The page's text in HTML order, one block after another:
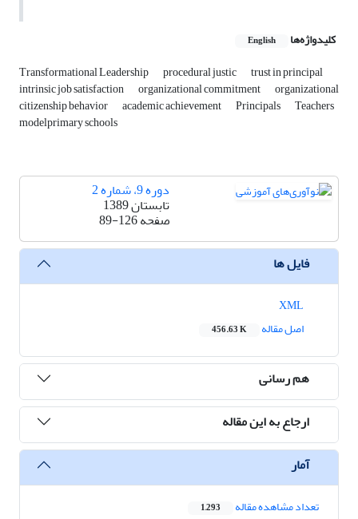
کلیدواژه‌ها English
Transformational Leadership procedural justic trust in principal
intrinsic job satisfaction organizational commitment organizational
citizenship behavior academic achievement Principals Teachers
modelprimary schools
دوره 9، شماره 2
تابستان 1389
صفحه89-126
فایل ها
اصل مقاله
456.63 K
هم رسانی
ارجاع به این مقاله
آمار
تعداد مشاهده مقاله 1,293